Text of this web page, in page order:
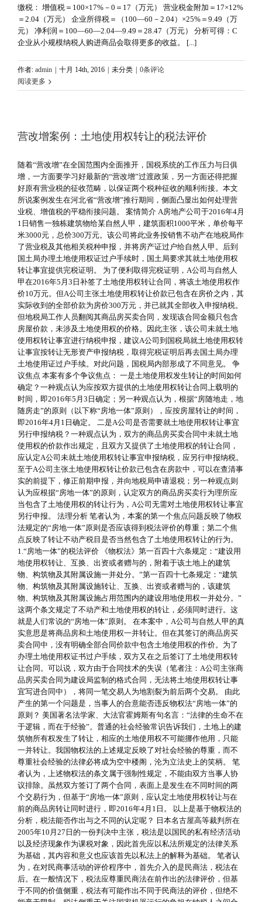
缴税： 增值税＝100×17%－0＝17（万元） 营业税金附加＝17×12%
＝2.04（万元） 企业所得税＝（100—60－2.04）×25%＝9.49（万
元） 净利润＝100—60—2.04—9.49＝28.47（万元） 分析可得：C
企业从小规模纳税人购进商品会取得更多的收益。 [...]
作者: admin 十月 14th, 2016 未分类
0条评论
阅读更多
营改增案例：土地使用权转让的税法评价
随着“营改增”在全国范围内全面推开，国税系统的工作压力与日俱
增，一方面要学习好最新的“营改增”过渡政策，另一方面还得把握
好原有营业税的征收范畴，以保证两个税种征收的顺利衔接。本文
所说案例发生在河北省“营改增”推行期间，侧面凸显出如何处理营
业税、增值税的平稳衔接问题。 案情简介 A房地产公司于2016年4月
1日销售一独栋建筑物给某自然人甲，建筑面积1000平米，单价每平
米3000元，总价300万元。该公司将此业务按销售不动产在地税局作
了营业税及其他相关税种申报，并将房产证过户给自然人甲。后到
国土局办理土地使用权证过户手续时，国土局要求其就土地使用权
转让事宜提供完税证明。 为了便利取得完税证明，A公司与自然人
甲在2016年5月3日补签了土地使用权转让合同，将该土地使用权作
价10万元。但A公司主张土地使用权转让价款已包含在房价之内，其
实际收到的全部价款为房价300万元，并已就其全部收入申报纳税。
但地税局工作人员翻阅其商品房买卖合同，发现该合同金额只包含
房屋价款，未涉及土地使用权的价格。因此主张，该公司未就土地
使用权转让事宜进行纳税申报，建议A公司到国税局就土地使用权转
让事宜按转让无形资产申报纳税，取得完税证明后再去国土局办理
土地使用证过户手续。对此问题，国税局内部形成了不同意见。 争
议焦点 本案有多个争议焦点： 一是土地使用权发生转让的时间如何
确定？一种观点认为应按双方提供的土地使用权转让合同上载明的
时间，即2016年5月3日确定；另一种观点认为，根据“房随地走，地
随房走”的原则（以下称“房地一体”原则），应按房屋转让的时间，
即2016年4月1日确定。 二是A公司是否需要就土地使用权转让事宜
另行申报纳税？一种观点认为，双方的商品房买卖合同中未就土地
使用权的价款作出规定，且双方又提供了土地使用权的转让合同，
应认定A公司未就土地使用权转让事宜申报纳税，应另行申报纳税。
至于A公司主张土地使用权转让价款已包含在房款中，可以在查清事
实的前提下，修正前期申报，并向地税局申请退税；另一种观点则
认为应根据“房地一体”的原则，认定双方的商品房买卖行为理所应
当包含了土地使用权的转让行为，A公司无需对土地使用权转让事宜
另行申报。 法理分析 笔者认为，本案的第一个焦点问题反映了物权
法规定的“房地一体”原则是否应该得到税法评价的尊重；第二个焦
点反映了转让不动产税目是否当然包含了土地使用权转让的行为。
1.“房地一体”的税法评价 《物权法》第一百四十六条规定：“建设用
地使用权转让、互换、出资或者赠与的，附着于该土地上的建筑
物、构筑物及其附属设施一并处分。”第一百四十七条规定：“建筑
物、构筑物及其附属设施转让、互换、出资或者赠与的，该建筑
物、构筑物及其附属设施占用范围内的建设用地使用权一并处分。”
这两个条文规定了不动产和土地使用权的转让，必须同时进行。这
就是人们常说的“房地一体”原则。 在本案中，A公司与自然人甲的真
实意思是将商品房和土地使用权一并转让。但在其签订的商品房买
卖合同中，没有明确全部合同价款中包含土地使用权的作价。为了
办理土地使用权证书过户手续，双方又在之后签订了土地使用权转
让合同。可以说，双方由于合同技术的失误（笔者注：A公司主张商
品房买卖合同为建设局监制的格式合同，无法将土地使用权转让事
宜写进合同中），将同一笔交易人为地割裂为前后两个交易。 由此
产生的第一个问题是，当事人的合意能否违反物权法“房地一体”的
原则？ 美国著名法学家、大法官霍姆斯有句名言：“法律的生命不在
于逻辑，而在于经验”。普通的社会经验常识告诉我们，土地上的建
筑物所有权发生了转让，相应的土地使用权不可能挪作他用，只能
一并转让。我国物权法的上述规定反映了对社会经验的尊重，而不
尊重社会经验的法律必将成为空中楼阁，沦为立法史上的笑柄。 笔
者认为，上述物权法的条文属于强制性规定，不能由双方当事人协
议排除。虽然双方签订了两个合同，表面上是发生在不同时间的两
个交易行为，但基于“房地一体”原则，应认定土地使用权转让与在
前的商品房转让同时进行，即2016年4月1日。 以上是基于物权法的
分析，税法能否作出与之不同的认定呢？ 日本名古屋高等裁判所在
2005年10月27日的一份判决中主张，税法是以国民的私有经济活动
以及经济现象作为课税对象，因此首先应以私法所规定的法律关系
为基础，其内容和意义也应该首先以私法上的解释为基础。 笔者认
为，在对民商事活动的评价程序中，首先介入的是民商法，税法在
后。在一般情况下，税法应尊重民商法在前作出的法律评价，但基
于不同的价值侧重，税法有可能作出不同于民商法的评价，但绝不